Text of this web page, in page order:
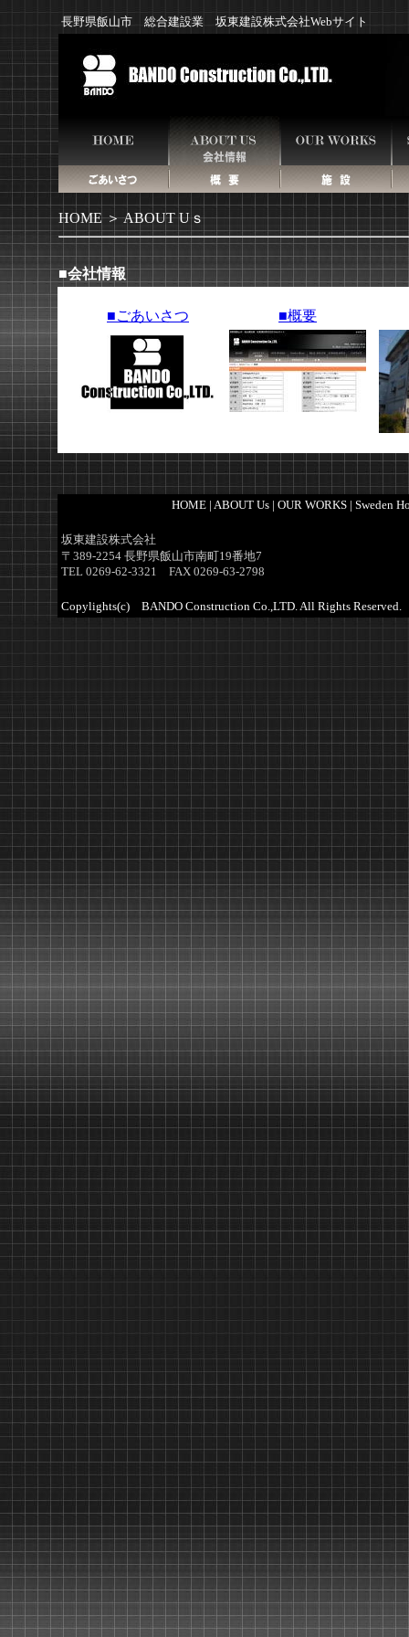
長野県飯山市 総合建設業 坂東建設株式会社Webサイト
HOME ＞ ABOUT Uｓ
■会社情報
■ごあいさつ ■概要
HOME| ABOUT Us| OUR WORKS| Sweden
坂東建設株式会社
〒389-2254 長野県飯山市南町19番地7
TEL 0269-62-3321 FAX 0269-63-2798
Copylights(c) BANDO Construction Co.,LTD. All Rights Reserved.